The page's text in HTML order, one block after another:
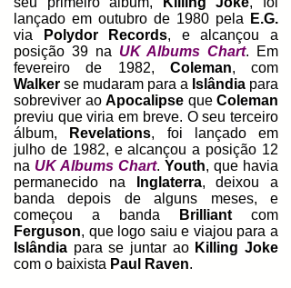
lançado em outubro de 1980 pela
E.G.
via
Polydor Records, e alcançou a
posição 39 na UK Albums Chart. Em
fevereiro de 1982, Coleman, com
Walker se mudaram para a Islândia para
sobreviver ao Apocalipse que Coleman
previu que viria em breve. O seu terceiro
álbum,
Revelations, foi lançado em
julho de 1982, e alcançou a posição 12
na UK Albums Chart. Youth, que havia
permanecido na
Inglaterra, deixou a
banda depois de alguns meses, e
começou a banda
Brilliant com
Ferguson, que logo saiu e viajou para a
Islândia para se juntar ao Killing Joke
com o baixista Paul Raven.